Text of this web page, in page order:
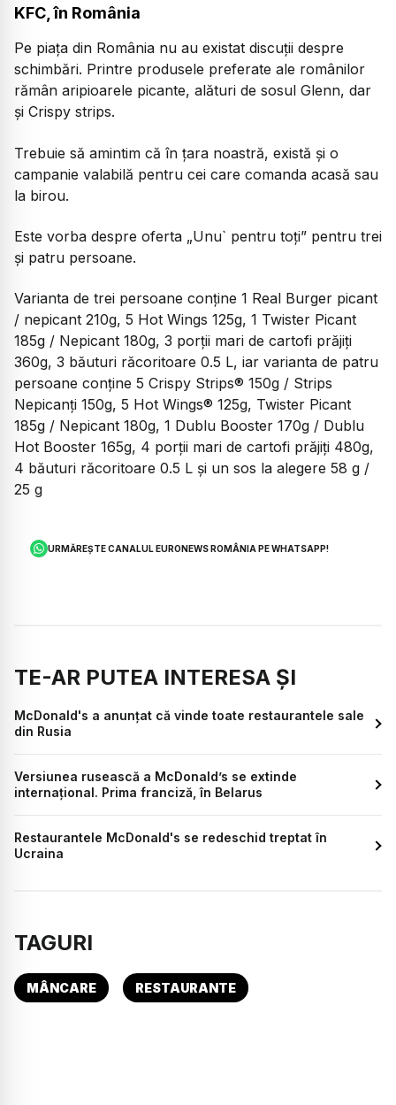
KFC, în România
Pe piața din România nu au existat discuții despre
schimbări. Printre produsele preferate ale românilor
rămân aripioarele picante, alături de sosul Glenn, dar
și Crispy strips.
Trebuie să amintim că în țara noastră, există și o
campanie valabilă pentru cei care comanda acasă sau
la birou.
Este vorba despre oferta „Unu` pentru toți” pentru trei
și patru persoane.
Varianta de trei persoane conține 1 Real Burger picant
/ nepicant 210g, 5 Hot Wings 125g, 1 Twister Picant
185g / Nepicant 180g, 3 porții mari de cartofi prăjiți
360g, 3 băuturi răcoritoare 0.5 L, iar varianta de patru
persoane conține 5 Crispy Strips® 150g / Strips
Nepicanți 150g, 5 Hot Wings® 125g, Twister Picant
185g / Nepicant 180g, 1 Dublu Booster 170g / Dublu
Hot Booster 165g, 4 porții mari de cartofi prăjiți 480g,
4 băuturi răcoritoare 0.5 L și un sos la alegere 58 g /
25 g
URMĂREȘTE CANALUL EURONEWS ROMÂNIA PE WHATSAPP!
TE-AR PUTEA INTERESA ȘI
McDonald's a anunțat că vinde toate restaurantele sale
din Rusia
Versiunea rusească a McDonald’s se extinde
internațional. Prima franciză, în Belarus
Restaurantele McDonald's se redeschid treptat în
Ucraina
TAGURI
MÂNCARE RESTAURANTE